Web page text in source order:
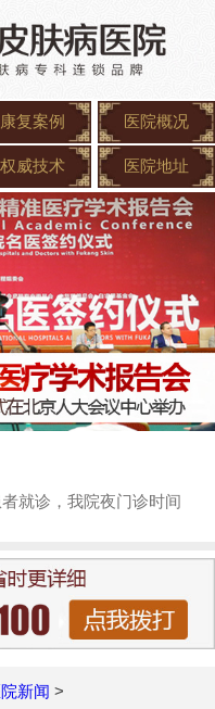
康复案例 医院概况
权威技术 医院地址
就诊，我院夜门诊时间
新闻 >